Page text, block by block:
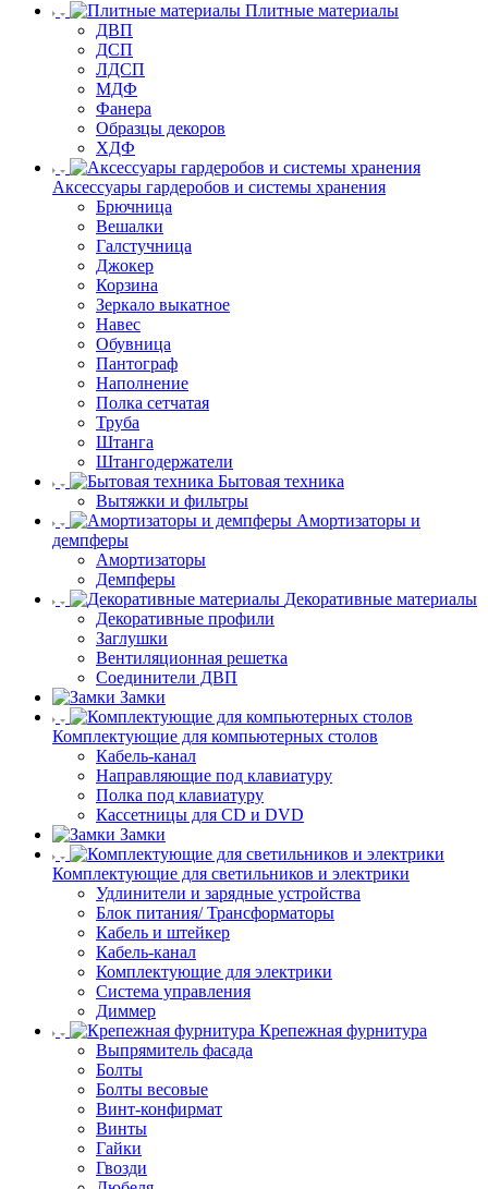
Плитные материалы
ДВП
ДСП
ЛДСП
МДФ
Фанера
Образцы декоров
ХДФ
Аксессуары гардеробов и системы хранения
Брючница
Вешалки
Галстучница
Джокер
Корзина
Зеркало выкатное
Навес
Обувница
Пантограф
Наполнение
Полка сетчатая
Труба
Штанга
Штангодержатели
Бытовая техника
Вытяжки и фильтры
Амортизаторы и
демпферы
Амортизаторы
Демпферы
Декоративные материалы
Декоративные профили
Заглушки
Вентиляционная решетка
Соединители ДВП
Замки
Комплектующие для компьютерных столов
Кабель-канал
Направляющие под клавиатуру
Полка под клавиатуру
Кассетницы для CD и DVD
Замки
Комплектующие для светильников и электрики
Удлинители и зарядные устройства
Блок питания/ Трансформаторы
Кабель и штейкер
Кабель-канал
Комплектующие для электрики
Система управления
Диммер
Крепежная фурнитура
Выпрямитель фасада
Болты
Болты весовые
Винт-конфирмат
Винты
Гайки
Гвозди